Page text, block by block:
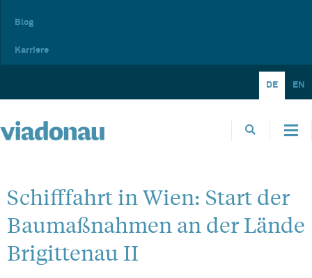
Blog
Karriere
DE EN
Schifffahrt in Wien: Start der
Baumaßnahmen an der Lände
Brigittenau II